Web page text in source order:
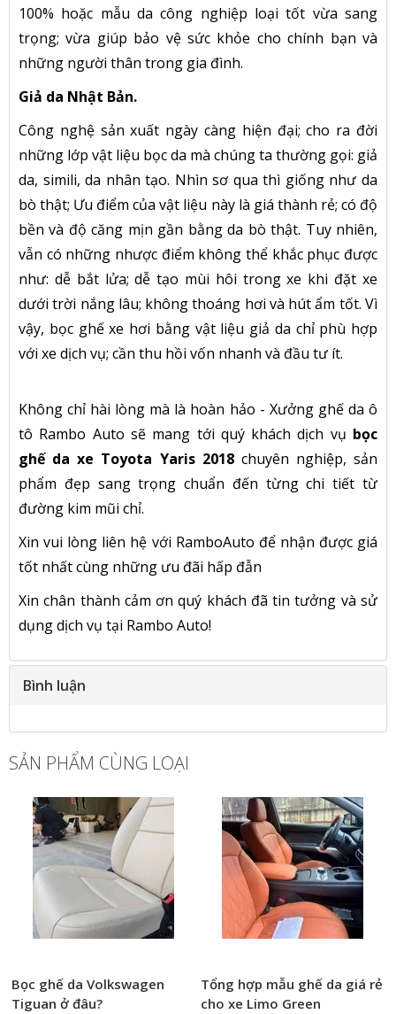
100% hoặc mẫu da công nghiệp loại tốt vừa sang
trọng; vừa giúp bảo vệ sức khỏe cho chính bạn và
những người thân trong gia đình.
Giả da Nhật Bản.
Công nghệ sản xuất ngày càng hiện đại; cho ra đời
những lớp vật liệu bọc da mà chúng ta thường gọi: giả
da, simili, da nhân tạo. Nhìn sơ qua thì giống như da
bò thật; Ưu điểm của vật liệu này là giá thành rẻ; có độ
bền và độ căng mịn gần bằng da bò thật. Tuy nhiên,
vẫn có những nhược điểm không thể khắc phục được
như: dễ bắt lửa; dễ tạo mùi hôi trong xe khi đặt xe
dưới trời nắng lâu; không thoáng hơi và hút ẩm tốt. Vì
vậy, bọc ghế xe hơi bằng vật liệu giả da chỉ phù hợp
với xe dịch vụ; cần thu hồi vốn nhanh và đầu tư ít.
Không chỉ hài lòng mà là hoàn hảo - Xưởng ghế da ô
tô Rambo Auto sẽ mang tới quý khách dịch vụ bọc
ghế da xe Toyota Yaris 2018chuyên nghiệp, sản
phẩm đẹp sang trọng chuẩn đến từng chi tiết từ
đường kim mũi chỉ.
Xin vui lòng liên hệ với RamboAuto để nhận được giá
tốt nhất cùng những ưu đãi hấp đẫn
Xin chân thành cảm ơn quý khách đã tin tưởng và sử
dụng dịch vụ tại Rambo Auto!
Bình luận
SẢN PHẨM CÙNG LOẠI
Bọc ghế da Volkswagen
Tiguan ở đâu?
Tổng hợp mẫu ghế da giá rẻ
cho xe Limo Green